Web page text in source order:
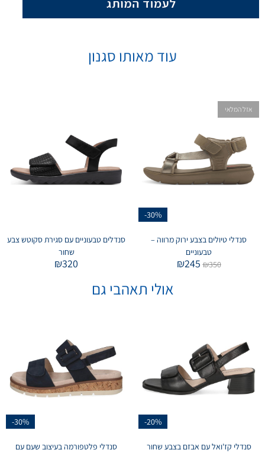
עוד מאותו סגנון
-30%
אזל המלאי
סנדלי טיולים בצבע ירוק מרווה –
טבעוניים
₪350
₪245
סנדלים טבעוניים עם סגירת סקוטש צבע
שחור
₪320
אולי תאהבי גם
-20%
סנדלי קז'ואל עם אבזם בצבע שחור
-30%
סנדלי פלטפורמה בעיצוב שעם עם